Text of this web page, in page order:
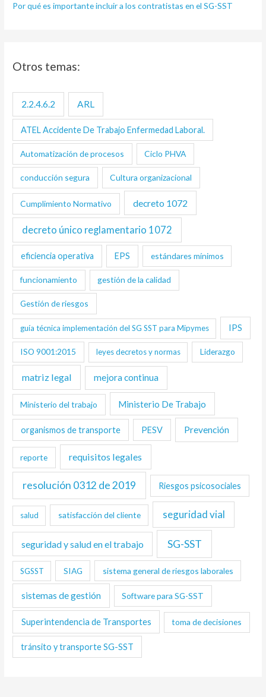
Por qué es importante incluir a los contratistas en el SG-SST
Otros temas:
2.2.4.6.2 ARL
ATEL Accidente De Trabajo Enfermedad Laboral.
Automatización de procesos Ciclo PHVA
conducción segura Cultura organizacional
Cumplimiento Normativo decreto 1072
decreto único reglamentario 1072
eficiencia operativa EPS estándares mínimos
funcionamiento gestión de la calidad
Gestión de riesgos
guía técnica implementación del SG SST para Mipymes IPS
ISO 9001:2015 leyes decretos y normas Liderazgo
matriz legal mejora continua
Ministerio del trabajo Ministerio De Trabajo
organismos de transporte PESV Prevención
reporte requisitos legales
resolución 0312 de 2019 Riesgos psicosociales
salud satisfacción del cliente seguridad vial
seguridad y salud en el trabajo SG-SST
SGSST SIAG sistema general de riesgos laborales
sistemas de gestión Software para SG-SST
Superintendencia de Transportes toma de decisiones
tránsito y transporte SG-SST